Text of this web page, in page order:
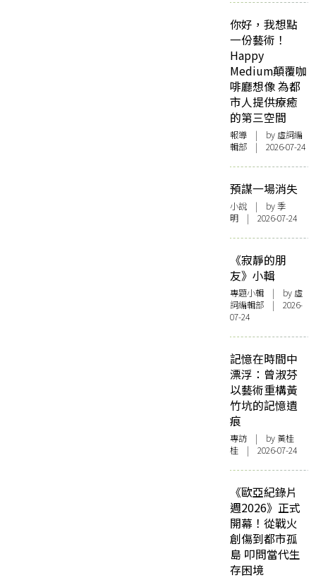
你好，我想點
一份藝術！
Happy
Medium顛覆咖
啡廳想像 為都
市人提供療癒
的第三空間
報導 | by 虛詞編
輯部 | 2026-07-24
預謀一場消失
小說 | by 季
明 | 2026-07-24
《寂靜的朋
友》小輯
專題小輯 | by 虛
詞編輯部 | 2026-
07-24
記憶在時間中
漂浮：曾淑芬
以藝術重構黃
竹坑的記憶遺
痕
專訪 | by 黃桂
桂 | 2026-07-24
《歐亞紀錄片
週2026》正式
開幕！從戰火
創傷到都市孤
島 叩問當代生
存困境